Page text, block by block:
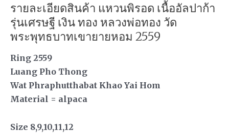
รายละเอียดสินค้า แหวนพิรอด เนื้ออัลปาก้า
รุ่นเศรษฐี เงิน ทอง หลวงพ่อทอง วัด
พระพุทธบาทเขายายหอม 2559
Ring 2559
Luang Pho Thong
Wat Phraphutthabat Khao Yai Hom
Material = alpaca
Size 8,9,10,11,12